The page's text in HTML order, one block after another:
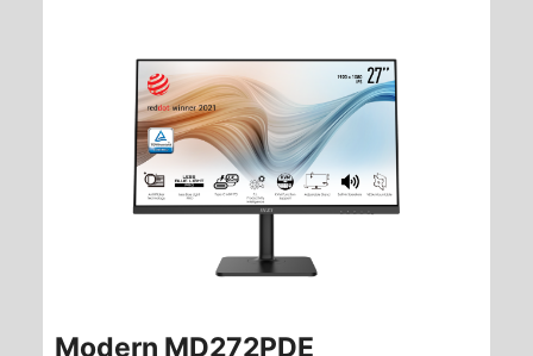
Modern MD272PDE